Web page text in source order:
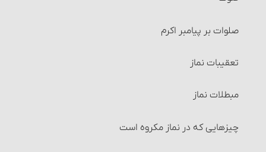
1و2- آب وضو باید پاک و مطلق باشد
3- آب وضو و فضایی که در آن وضو می‏گیرد باید مباح باشد
4و5- ظرفی که آب وضو در آنست باید مباح بوده و از طلا و
صلوات بر پیامبر اکرم‏
تعقیبات نماز
مبطلات نماز
چیزهایی که در نماز مکروه است